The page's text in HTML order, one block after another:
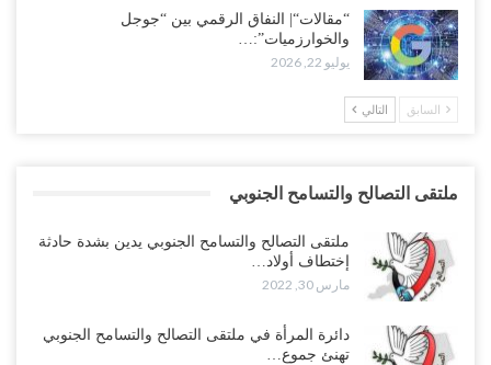
“مقالات“| النفاق الرقمي بين “جوجل
والخوارزميات”:…
يوليو 22, 2026
السابق التالي
ملتقى التصالح والتسامح الجنوبي
ملتقى التصالح والتسامح الجنوبي يدين بشدة حادثة
إختطاف أولاد…
مارس 30, 2022
دائرة المرأة في ملتقى التصالح والتسامح الجنوبي
تهنئ جموع…